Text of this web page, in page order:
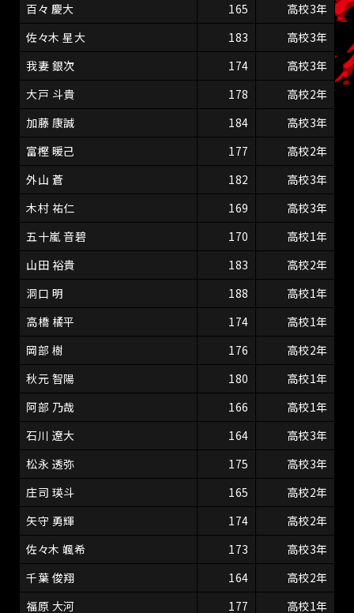
百々 慶大
165
高校3年
佐々木 星大
183
高校3年
我妻 銀次
174
高校3年
大戸 斗貴
178
高校2年
加藤 康誠
184
高校3年
富樫 暖己
177
高校2年
外山 蒼
182
高校3年
木村 祐仁
169
高校3年
五十嵐 音碧
170
高校1年
山田 裕貴
183
高校2年
洞口 明
188
高校1年
高橋 橘平
174
高校1年
岡部 樹
176
高校2年
秋元 智陽
180
高校1年
阿部 乃哉
166
高校1年
石川 遼大
164
高校3年
松永 透弥
175
高校3年
庄司 瑛斗
165
高校2年
矢守 勇輝
174
高校2年
佐々木 颯希
173
高校3年
千葉 俊翔
164
高校2年
福原 大河
177 高校1年